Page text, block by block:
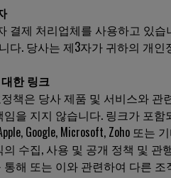
결제 처리업체를 사용하고 있
다. 당사는 제3자가 귀하의 개
한 링크
책은 당사 제품 및 서비스와
을 지지 않습니다. 링크가 포
Apple, Google, Microsoft, Zoho
수집, 사용 및 공개 정책 및
해 또는 이와 관련하여 다른